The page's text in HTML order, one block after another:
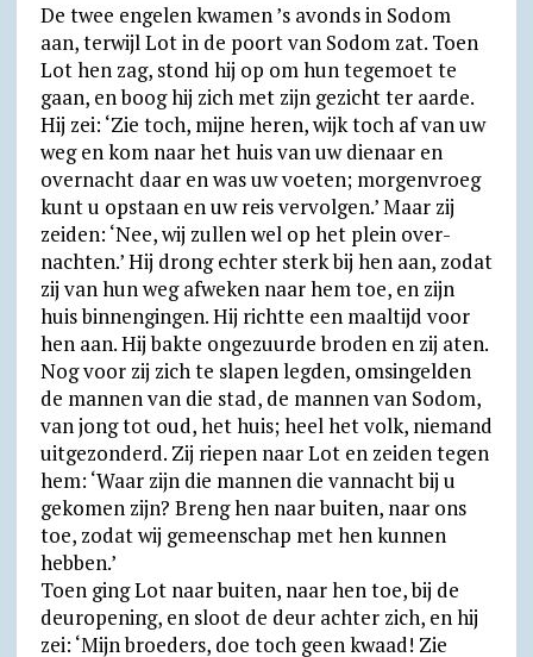
De twee engelen kwamen ’s avonds in Sodom
aan, terwijl Lot in de poort van Sodom zat. Toen
Lot hen zag, stond hij op om hun tege­moet te
gaan, en boog hij zich met zijn gezicht ter aarde.
Hij zei: ‘Zie toch, mijne heren, wijk toch af van uw
weg en kom naar het huis van uw dienaar en
overnacht daar en was uw voeten; morgen­vroeg
kunt u opstaan en uw reis vervolgen.’ Maar zij
zeiden: ‘Nee, wij zullen wel op het plein over­
nachten.’ Hij drong echter sterk bij hen aan, zodat
zij van hun weg afweken naar hem toe, en zijn
huis binnen­gingen. Hij richtte een maaltijd voor
hen aan. Hij bakte onge­zuur­de broden en zij aten.
Nog voor zij zich te slapen legden, omsingelden
de mannen van die stad, de mannen van Sodom,
van jong tot oud, het huis; heel het volk, niemand
uitge­zonderd. Zij riepen naar Lot en zeiden tegen
hem: ‘Waar zijn die mannen die vannacht bij u
gekomen zijn? Breng hen naar buiten, naar ons
toe, zodat wij gemeen­schap met hen kunnen
hebben.’
Toen ging Lot naar buiten, naar hen toe, bij de
deur­opening, en sloot de deur achter zich, en hij
zei: ‘Mijn broeders, doe toch geen kwaad! Zie